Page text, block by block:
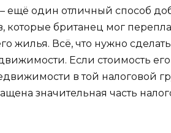
ещё один отличный способ
которые британец мог
жилья. Всё, что нужно
Если стоимость
в той налоговой
значительная часть